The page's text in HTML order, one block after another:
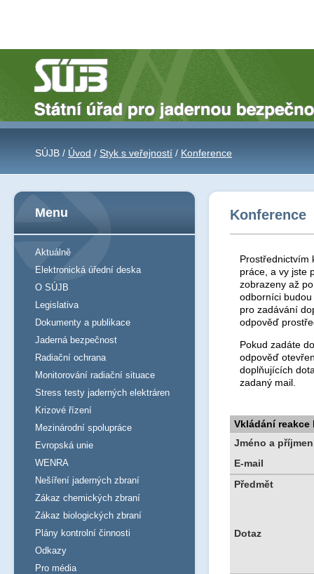
SÚJB / Úvod / Styk s veřejností / Konference
Konference
Prostřednictvím
práce, a vy jste
zobrazeny až
odborníci
pro zadávání
odpověď
Pokud zadáte
odpověď
doplňujících
zadaný mail.
Vkládání reakce
Jméno a
E-mail
Předmět
Dotaz
Menu
Aktuálně
Elektronická úřední deska
O SÚJB
Legislativa
Dokumenty a publikace
Jaderná bezpečnost
Radiační ochrana
Monitorování radiační situace
Stress testy jaderných elektráren
Krizové řízení
Mezinárodní spolupráce
Evropská unie
WENRA
Nešíření jaderných zbraní
Zákaz chemických zbraní
Zákaz biologických zbraní
Plány kontrolní činnosti
Odkazy
Pro média